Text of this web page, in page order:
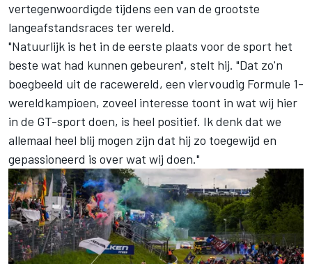
vertegenwoordigde tijdens een van de grootste
langeafstandsraces ter wereld.
"Natuurlijk is het in de eerste plaats voor de sport het
beste wat had kunnen gebeuren", stelt hij. "Dat zo'n
boegbeeld uit de racewereld, een viervoudig Formule 1-
wereldkampioen, zoveel interesse toont in wat wij hier
in de GT-sport doen, is heel positief. Ik denk dat we
allemaal heel blij mogen zijn dat hij zo toegewijd en
gepassioneerd is over wat wij doen."